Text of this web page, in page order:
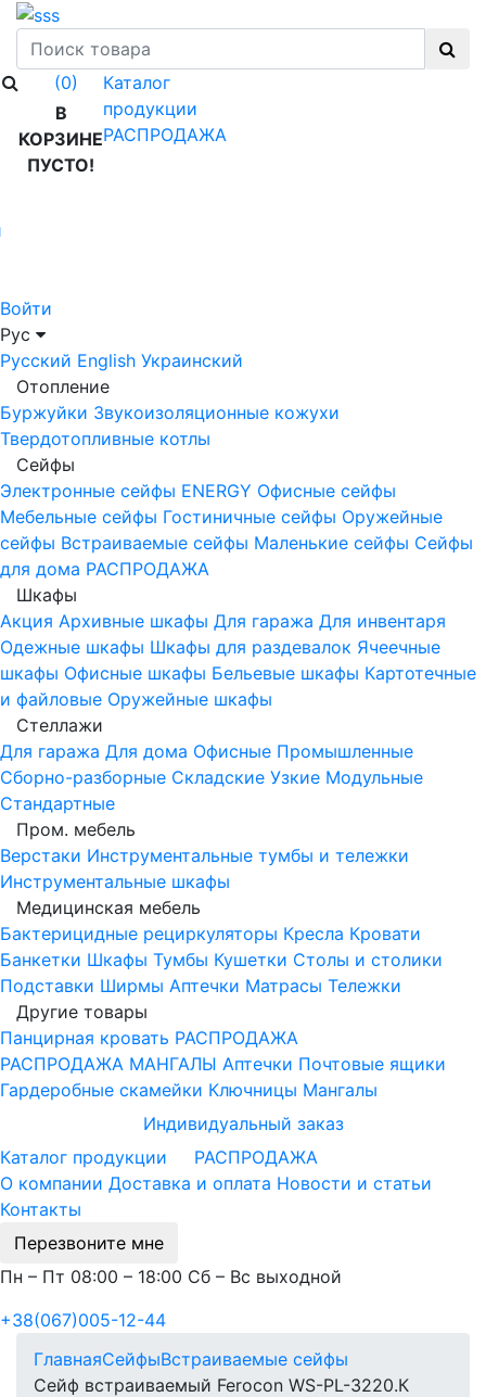
(0)
В
КОРЗИНЕ
ПУСТО!
Каталог
продукции
РАСПРОДАЖА
Войти
Рус
Русский English Украинский
Отопление
Буржуйки Звукоизоляционные кожухи
Твердотопливные котлы
Сейфы
Электронные сейфы ENERGY Офисные сейфы
Мебельные сейфы Гостиничные сейфы Оружейные
сейфы Встраиваемые сейфы Маленькие сейфы Сейфы
для дома РАСПРОДАЖА
Шкафы
Акция Архивные шкафы Для гаража Для инвентаря
Одежные шкафы Шкафы для раздевалок Ячеечные
шкафы Офисные шкафы Бельевые шкафы Картотечные
и файловые Оружейные шкафы
Стеллажи
Для гаража Для дома Офисные Промышленные
Сборно-разборные Складские Узкие Модульные
Стандартные
Пром. мебель
Верстаки Инструментальные тумбы и тележки
Инструментальные шкафы
Медицинская мебель
Бактерицидные рециркуляторы Кресла Кровати
Банкетки Шкафы Тумбы Кушетки Столы и столики
Подставки Ширмы Аптечки Матрасы Тележки
Другие товары
Панцирная кровать РАСПРОДАЖА
РАСПРОДАЖА МАНГАЛЫ Аптечки Почтовые ящики
Гардеробные скамейки Ключницы Мангалы
Индивидуальный заказ
Каталог продукции
РАСПРОДАЖА
О компании Доставка и оплата Новости и статьи
Контакты
Перезвоните мне
Пн – Пт 08:00 – 18:00 Сб – Вс выходной
+38(067)005-12-44
ГлавнаяСейфыВстраиваемые сейфы
Сейф встраиваемый Ferocon WS-PL-3220.К